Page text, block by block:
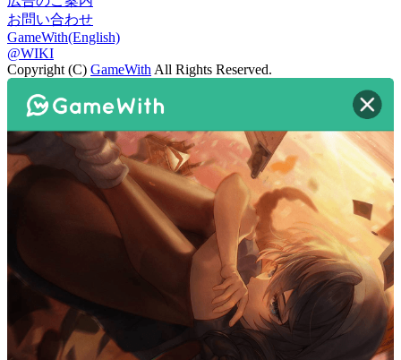
お問い合わせ
GameWith(English)
@WIKI
Copyright (C) GameWith All Rights Reserved.